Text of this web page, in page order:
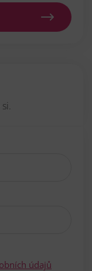
údajů